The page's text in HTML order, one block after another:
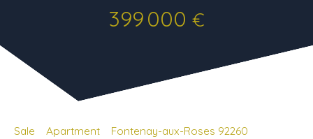
399 000 €
Sale Apartment
Fontenay-aux-Roses 92260